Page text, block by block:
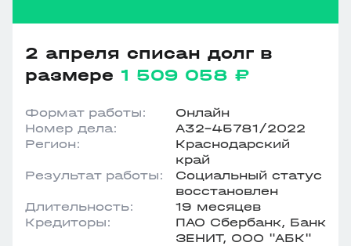
2 апреля списан долг в
размере 1 509 058 ₽
Формат работы:
Онлайн
Номер дела:
А32-45781/2022
Регион:
Краснодарский
край
Результат работы:
Социальный статус
восстановлен
Длительность:
19 месяцев
Кредиторы:
ПАО Сбербанк, Банк
ЗЕНИТ, ООО "АБК"